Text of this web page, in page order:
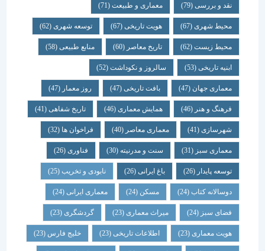
نقد و بررسی (79) معماری و طبیعت (71)
محیط شهری(67) هویت تاریخی(67) توسعه شهری(62)
محیط زیست(62) تاریخ معاصر(60) منابع طبیعی(58)
ابنیه تاریخی(53) سالروز و نکوداشت(52)
معماری جهان (47) بافت تاریخی(47) روز معمار(47)
فرهنگ و هنر(46) همایش معماری (46) تاریخ شفاهی (41)
شهرسازی(41) معماری معاصر(40) فراخوان ها (32)
معماری سبز(31) سنت و مدرنیته(30) فناوری (26)
توسعه پایدار(26) باغ ایرانی(26) نابودی و تخریب(25)
دوسالانه کتاب(24) مسکن (24) معماری ایرانی(24)
فضای سبز(24) میراث معماری (23) گردشگری (23)
هویت معماری (23) اطلاعات تاریخی(23) خلیج فارس(23)